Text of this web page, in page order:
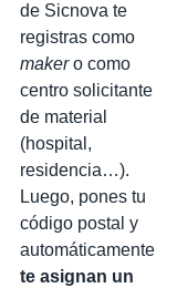
de Sicnova te
registras como
makero como
centro solicitante
de material
(hospital,
residencia…).
Luego, pones tu
código postal y
automáticamente
te asignan un